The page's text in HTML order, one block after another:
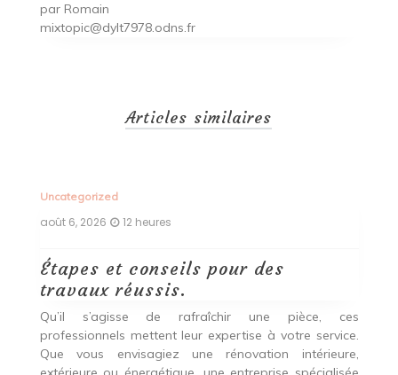
par Romain
mixtopic@dylt7978.odns.fr
Articles similaires
Uncategorized
août 6, 2026 12 heures
Étapes et conseils pour des
travaux réussis.
Qu’il s’agisse de rafraîchir une pièce, ces
professionnels mettent leur expertise à votre service.
Que vous envisagiez une rénovation intérieure,